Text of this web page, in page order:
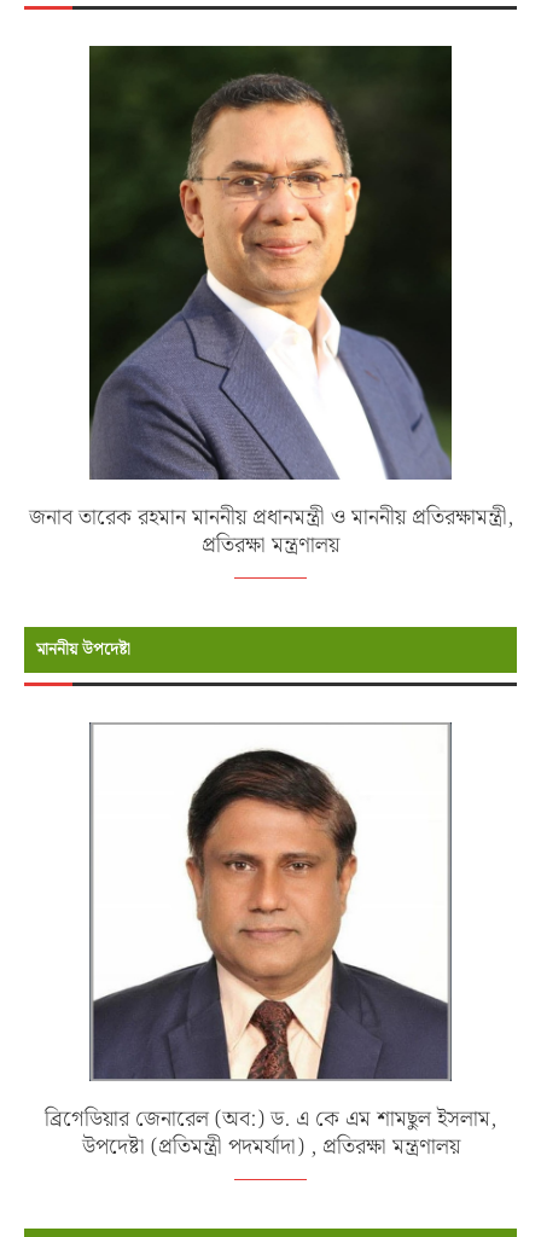
জনাব তারেক রহমান মাননীয় প্রধানমন্ত্রী ও মাননীয় প্রতিরক্ষামন্ত্রী,
প্রতিরক্ষা মন্ত্রণালয়
মাননীয় উপদেষ্টা
ব্রিগেডিয়ার জেনারেল (অব:) ড. এ কে এম শামছুল ইসলাম,
উপদেষ্টা (প্রতিমন্ত্রী পদমর্যাদা) , প্রতিরক্ষা মন্ত্রণালয়